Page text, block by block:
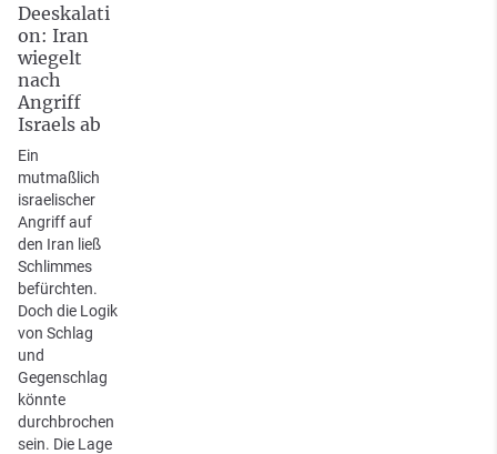
Deeskalati
on: Iran
wiegelt
nach
Angriff
Israels ab
Ein
mutmaßlich
israelischer
Angriff auf
den Iran ließ
Schlimmes
befürchten.
Doch die Logik
von Schlag
und
Gegenschlag
könnte
durchbrochen
sein. Die Lage